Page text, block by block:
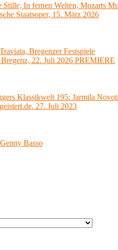
Stille, In fernen Welten, Mozarts
Staatsoper, 15. März 2026
Bregenzer Festspiele
Bregenz, 22. Juli 2026 PREMIERE
Klassikwelt 195: Jarmila
27. Juli 2023
Basso